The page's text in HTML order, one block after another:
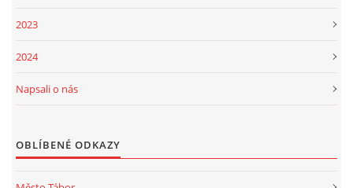
2023
2024
Napsali o nás
OBLÍBENÉ ODKAZY